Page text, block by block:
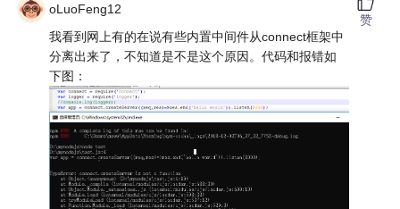
oLuoFeng12
我看到网上有的在说有些内置中间件从connect框架中
分离出来了，不知道是不是这个原因。代码和报错如
下图：
赞